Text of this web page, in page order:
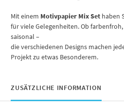
Mit einem Motivpapier Mix Set haben
für viele Gelegenheiten. Ob
saisonal –
die verschiedenen Designs machen
Projekt zu etwas Besonderem.
ZUSÄTZLICHE INFORMATION